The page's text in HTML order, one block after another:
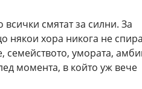
смятат за силни. За
някои хора никога не
семейството, умората,
момента, в който уж вече